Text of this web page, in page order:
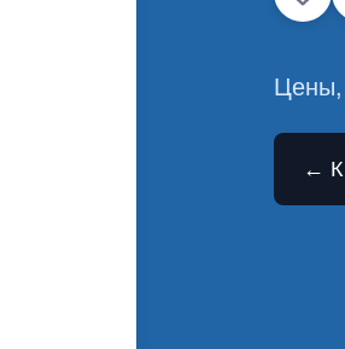
Цены,
← К